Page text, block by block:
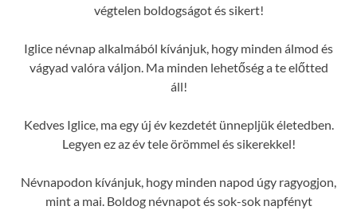
végtelen boldogságot és sikert!
Iglice névnap alkalmából kívánjuk, hogy minden álmod és
vágyad valóra váljon. Ma minden lehetőség a te előtted
áll!
Kedves Iglice, ma egy új év kezdetét ünnepljük életedben.
Legyen ez az év tele örömmel és sikerekkel!
Névnapodon kívánjuk, hogy minden napod úgy ragyogjon,
mint a mai. Boldog névnapot és sok-sok napfényt